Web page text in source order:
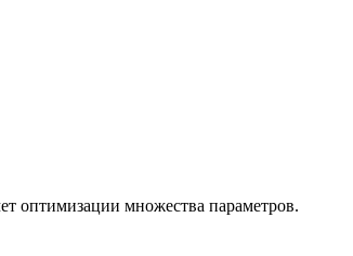
оптимизации множества параметров.